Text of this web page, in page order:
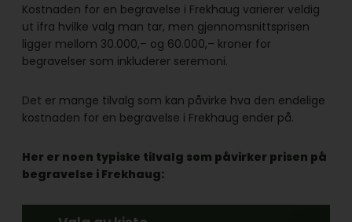
Kostnaden for en begravelse i Frekhaug varierer veldig
ut ifra hvilke valg man tar, men gjennomsnittsprisen
ligger mellom 30.000,– og 60.000,– kroner for
begravelser som inkluderer seremoni.
Det er mange tilvalg som kan påvirke hva den endelige
kostnaden for en begravelse i Frekhaug ender på.
Her er noen typiske tilvalg som påvirker prisen på
begravelse i Frekhaug: